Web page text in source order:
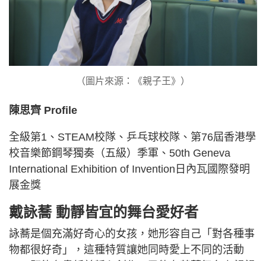
（圖片來源：《親子王》）
陳思齊 Profile
全級第1、STEAM校隊、乒乓球校隊、第76屆香港學
校音樂節鋼琴獨奏（五級）季軍、50th Geneva
International Exhibition of Invention日內瓦國際發明
展金獎
戴詠蕎 動靜皆宜的舞台愛好者
詠蕎是個充滿好奇心的女孩，她形容自己「對各種事
物都很好奇」，這種特質讓她同時愛上不同的活動